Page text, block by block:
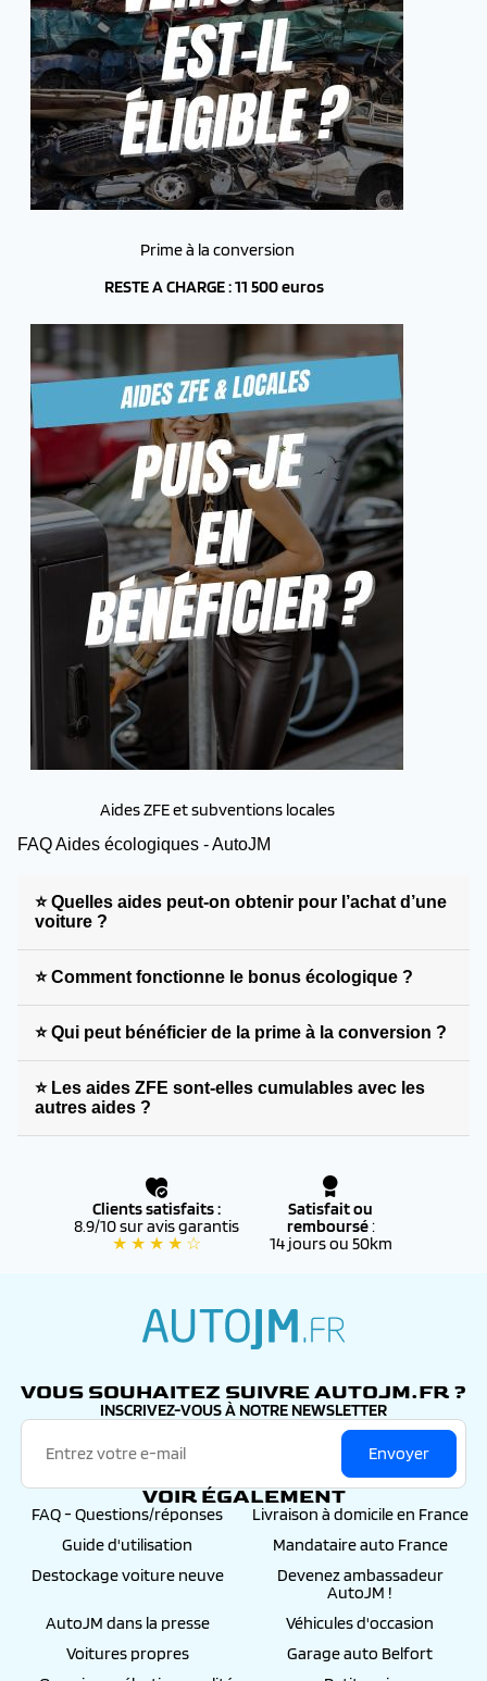
Prime à la conversion
RESTE A CHARGE : 11 500 euros
Aides ZFE et subventions locales
FAQ Aides écologiques - AutoJM
⭐ Quelles aides peut-on obtenir pour l’achat d’une
voiture ?
⭐ Comment fonctionne le bonus écologique ?
⭐ Qui peut bénéficier de la prime à la conversion ?
⭐ Les aides ZFE sont-elles cumulables avec les
autres aides ?
Clients satisfaits :
8.9/10 sur avis garantis
★ ★ ★ ★ ☆
Satisfait ou
remboursé:
14 jours ou 50km
VOUS SOUHAITEZ SUIVRE AUTOJM.FR ?
INSCRIVEZ-VOUS À NOTRE NEWSLETTER
Envoyer
VOIR ÉGALEMENT
FAQ - Questions/réponses
Livraison à domicile en France
Guide d'utilisation
Mandataire auto France
Destockage voiture neuve
Devenez ambassadeur
AutoJM !
AutoJM dans la presse
Véhicules d'occasion
Voitures propres
Garage auto Belfort